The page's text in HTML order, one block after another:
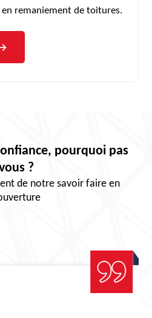
remaniement de toitures.
pourquoi pas
?
de notre savoir faire en